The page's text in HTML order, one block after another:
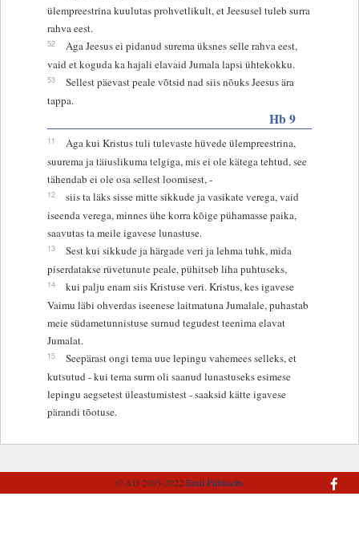
ülempreestrina kuulutas prohvetlikult, et Jeesusel tuleb surra
rahva eest.
52
Aga Jeesus ei pidanud surema üksnes selle rahva eest,
vaid et koguda ka hajali elavaid Jumala lapsi ühtekokku.
53
Sellest päevast peale võtsid nad siis nõuks Jeesus ära
tappa.
Hb 9
11
Aga kui Kristus tuli tulevaste hüvede ülempreestrina,
suurema ja täiuslikuma telgiga, mis ei ole kätega tehtud, see
tähendab ei ole osa sellest loomisest, -
12
siis ta läks sisse mitte sikkude ja vasikate verega, vaid
iseenda verega, minnes ühe korra kõige pühamasse paika,
saavutas ta meile igavese lunastuse.
13
Sest kui sikkude ja härgade veri ja lehma tuhk, mida
piserdatakse rüvetunute peale, pühitseb liha puhtuseks,
14
kui palju enam siis Kristuse veri. Kristus, kes igavese
Vaimu läbi ohverdas iseenese laitmatuna Jumalale, puhastab
meie südametunnistuse surnud tegudest teenima elavat
Jumalat.
15
Seepärast ongi tema uue lepingu vahemees selleks, et
kutsutud - kui tema surm oli saanud lunastuseks esimese
lepingu aegsetest üleastumistest - saaksid kätte igavese
pärandi tõotuse.
© AD 2005-2022Eesti Piibliselts